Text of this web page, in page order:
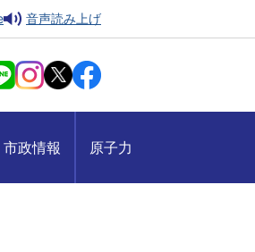
音声読み上げ
市政情報 原子力